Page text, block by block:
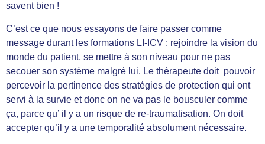
savent bien !
C’est ce que nous essayons de faire passer comme
message durant les formations LI-ICV : rejoindre la vision du
monde du patient, se mettre à son niveau pour ne pas
secouer son système malgré lui. Le thérapeute doit pouvoir
percevoir la pertinence des stratégies de protection qui ont
servi à la survie et donc on ne va pas le bousculer comme
ça, parce qu’ il y a un risque de re-traumatisation. On doit
accepter qu’il y a une temporalité absolument nécessaire.